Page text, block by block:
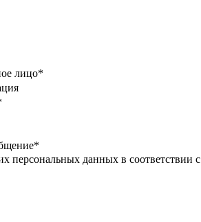
лицо*
персональных данных в соответствии с